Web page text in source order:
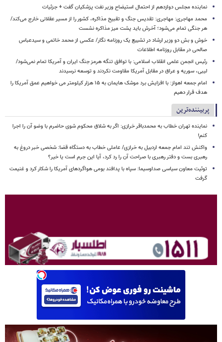
نماینده مجلس دوازدهم از احتمال استیضاح وزیر نفت پزشکیان گفت + جزئیات
محمد مهاجری: مهاجری: تقدیس جنگ و تقبیح مذاکره، کشور را از مسیر عقلانی خارج می‌کند/
هر جنگی تمام می‌شود؛ آخرش باید پشت میز مذاکره نشست
خوش و بش دو وزیر ارشاد در تشییع یک روزنامه نگار/ عکسی از محمد خاتمی و سیدعباس
صالحی در مقابل روزنامه اطلاعات
رئیس انجمن علمی انقلاب اسلامی: با توافق تنگه هرمز جنگ ایران و آمریکا تمام نمی‌شود/
لیبی، سوریه و عراق در مقابل آمریکا مقاومت نکردند و توسعه نرسیدند
امام‌ جمعه اهواز: با افزایش برد موشک هایمان به ۱۵ هزار کیلومتر می خواهیم عمق آمریکا را
هدف قرار دهیم
پربیننده‌ترین
نماینده تهران خطاب به محمدباقر خرازی: اگر به شلاق محکوم شوی حاضرم با وضو آن را اجرا
کنم!
واکنش تند امام جمعه اردبیل به خرازی/ عاملی خطاب به دستگاه قضا: شخصی خبر دروغ به
رهبری بست و دفتر رهبری با صراحت آن را رد کرد، آیا این جرم است یا خیر؟
توئیت معاون سیاسی صداوسیما: سپاه با پدافند بومی هواگردهای آمریکا را شکار کرد و غنیمت
گرفت